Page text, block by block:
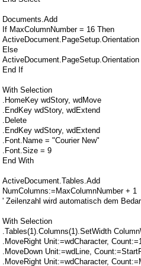
Documents.Add
If MaxColumnNumber = 16 Then
Else
End If
With Selection
.HomeKey wdStory, wdMove
.EndKey wdStory, wdExtend
.Delete
.EndKey wdStory, wdExtend
.Font.Name = "Courier New"
.Font.Size = 9
End With
ActiveDocument.Tables.Add
NumColumns:=MaxColumnNumber + 1
' Zeilenzahl wird automatisch dem
With Selection
.Tables(1).Columns(1).SetWidth
.MoveRight Unit:=wdCharacter, Count:=1
.MoveDown Unit:=wdLine,
.MoveRight Unit:=wdCharacter,